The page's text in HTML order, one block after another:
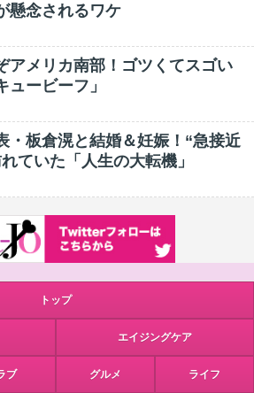
懸念されるワケ
アメリカ南部！ゴツくてスゴい
ュービーフ」
・板倉滉と結婚＆妊娠！“急接近
ていた「人生の大転機」
トップ
エイジングケア
ブ グルメ ライフ